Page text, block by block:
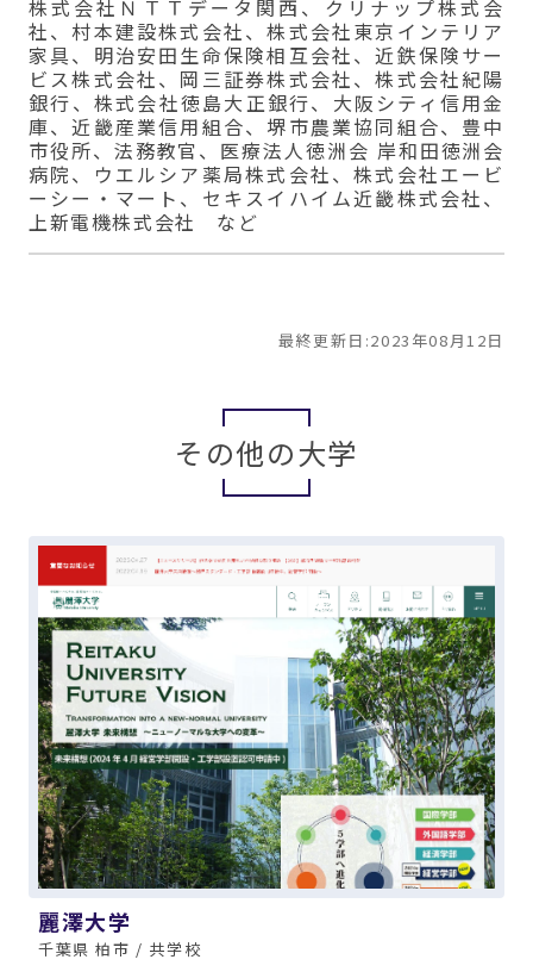
株式会社ＮＴＴデータ関西、クリナップ株式会
社、村本建設株式会社、株式会社東京インテリア
家具、明治安田生命保険相互会社、近鉄保険サー
ビス株式会社、岡三証券株式会社、株式会社紀陽
銀行、株式会社徳島大正銀行、大阪シティ信用金
庫、近畿産業信用組合、堺市農業協同組合、豊中
市役所、法務教官、医療法人徳洲会 岸和田徳洲会
病院、ウエルシア薬局株式会社、株式会社エービ
ーシー・マート、セキスイハイム近畿株式会社、
上新電機株式会社 など
最終更新日:2023年08月12日
その他の大学
麗澤大学
千葉県 柏市 / 共学校